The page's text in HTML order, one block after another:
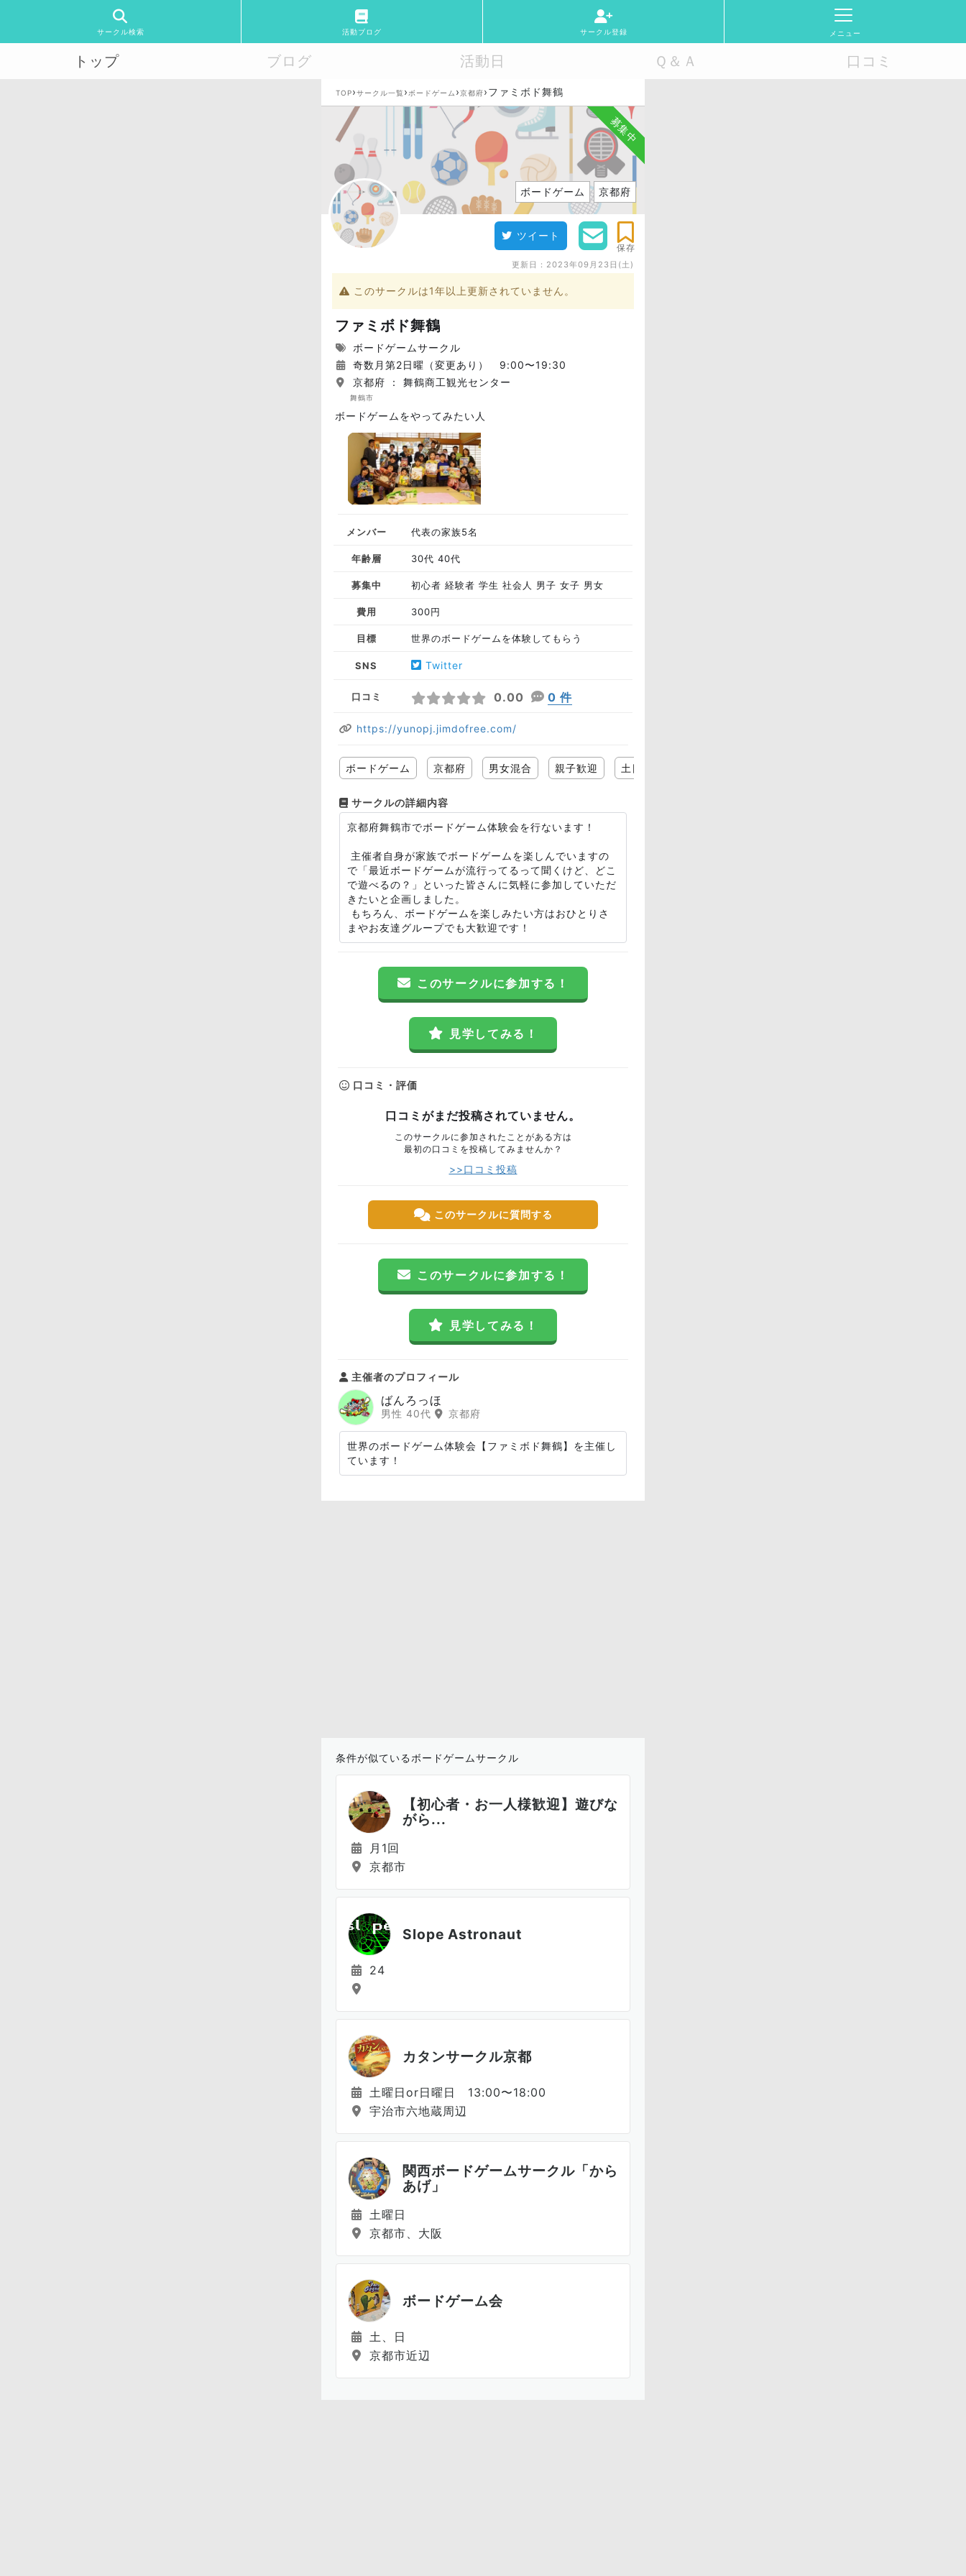
サークル検索 活動ブログ サークル登録 メニュー
トップ ブログ 活動日 Ｑ＆Ａ 口コミ
TOP›サークル一覧 › ボードゲーム ›京都府›ファミボド舞鶴
募集中
ボードゲーム 京都府
ツイート
保存
更新日： 2023年09月23日(土)
このサークルは1年以上更新されていません。
ファミボド舞鶴
ボードゲームサークル
奇数月第2日曜（変更あり） 9:00〜19:30
京都府 ： 舞鶴商工観光センター
舞鶴市
ボードゲームをやってみたい人
メンバー 代表の家族5名
年齢層 30代 40代
募集中 初心者 経験者 学生 社会人 男子 女子 男女
費用 300円
目標 世界のボードゲームを体験してもらう
SNS Twitter
口コミ 0.00 0 件
https://yunopj.jimdofree.com/
ボードゲーム 京都府 男女混合 親子歓迎 土日・祝日開催
サークルの詳細内容
京都府舞鶴市でボードゲーム体験会を行ないます！
主催者自身が家族でボードゲームを楽しんでいますの
で「最近ボードゲームが流行ってるって聞くけど、どこ
で遊べるの？」といった皆さんに気軽に参加していただ
きたいと企画しました。
もちろん、ボードゲームを楽しみたい方はおひとりさ
まやお友達グループでも大歓迎です！
このサークルに参加する！
見学してみる！
口コミ・評価
口コミがまだ投稿されていません。
このサークルに参加されたことがある方は
最初の口コミを投稿してみませんか？
>>口コミ投稿
このサークルに質問する
このサークルに参加する！
見学してみる！
主催者のプロフィール
ばんろっほ
男性 40代 京都府
世界のボードゲーム体験会【ファミボド舞鶴】を主催し
ています！
条件が似ているボードゲームサークル
【初心者・お一人様歓迎】遊びな
がら...
月1回
京都市
Slope Astronaut
24
カタンサークル京都
土曜日or日曜日 13:00〜18:00
宇治市六地蔵周辺
関西ボードゲームサークル「から
あげ」
土曜日
京都市、大阪
ボードゲーム会
土、日
京都市近辺